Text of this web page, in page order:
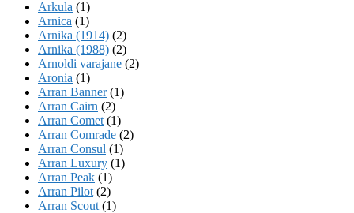
Arkula (1)
Arnica (1)
Arnika (1914) (2)
Arnika (1988) (2)
Arnoldi varajane (2)
Aronia (1)
Arran Banner(1)
Arran Cairn (2)
Arran Comet (1)
Arran Comrade (2)
Arran Consul (1)
Arran Luxury (1)
Arran Peak (1)
Arran Pilot (2)
Arran Scout (1)